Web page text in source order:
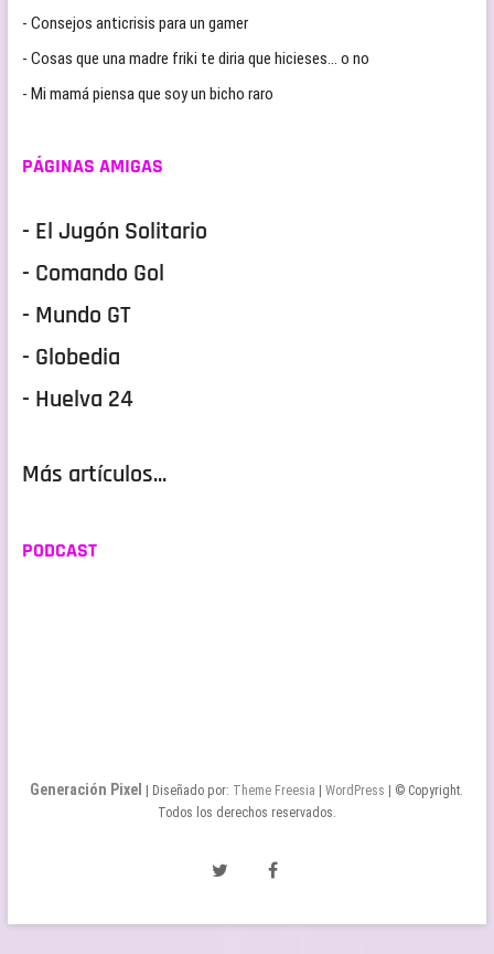
- Consejos anticrisis para un gamer
- Cosas que una madre friki te diria que hicieses… o no
- Mi mamá piensa que soy un bicho raro
PÁGINAS AMIGAS
- El Jugón Solitario
- Comando Gol
- Mundo GT
- Globedia
- Huelva 24
Más artículos...
PODCAST
Generación Pixel | Diseñado por: Theme Freesia |WordPress
| © Copyright.
Todos los derechos reservados.
TwitterFacebook